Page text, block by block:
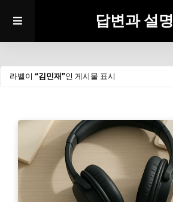
답변과 설명
라벨이 김민재 인 게시물 표시